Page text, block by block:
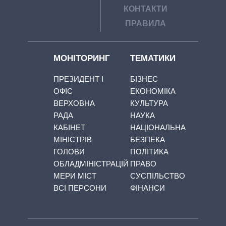
КОНТАКТИ
ПРАВИЛА
МОНІТОРИНГ
ПРЕЗИДЕНТ І
ОФІС
ВЕРХОВНА
РАДА
КАБІНЕТ
МІНІСТРІВ
ГОЛОВИ
ОБЛАДМІНІСТРАЦІЙ
МЕРИ МІСТ
ВСІ ПЕРСОНИ
ТЕМАТИКИ
БІЗНЕС
ЕКОНОМІКА
КУЛЬТУРА
НАУКА
НАЦІОНАЛЬНА
БЕЗПЕКА
ПОЛІТИКА
ПРАВО
СУСПІЛЬСТВО
ФІНАНСИ